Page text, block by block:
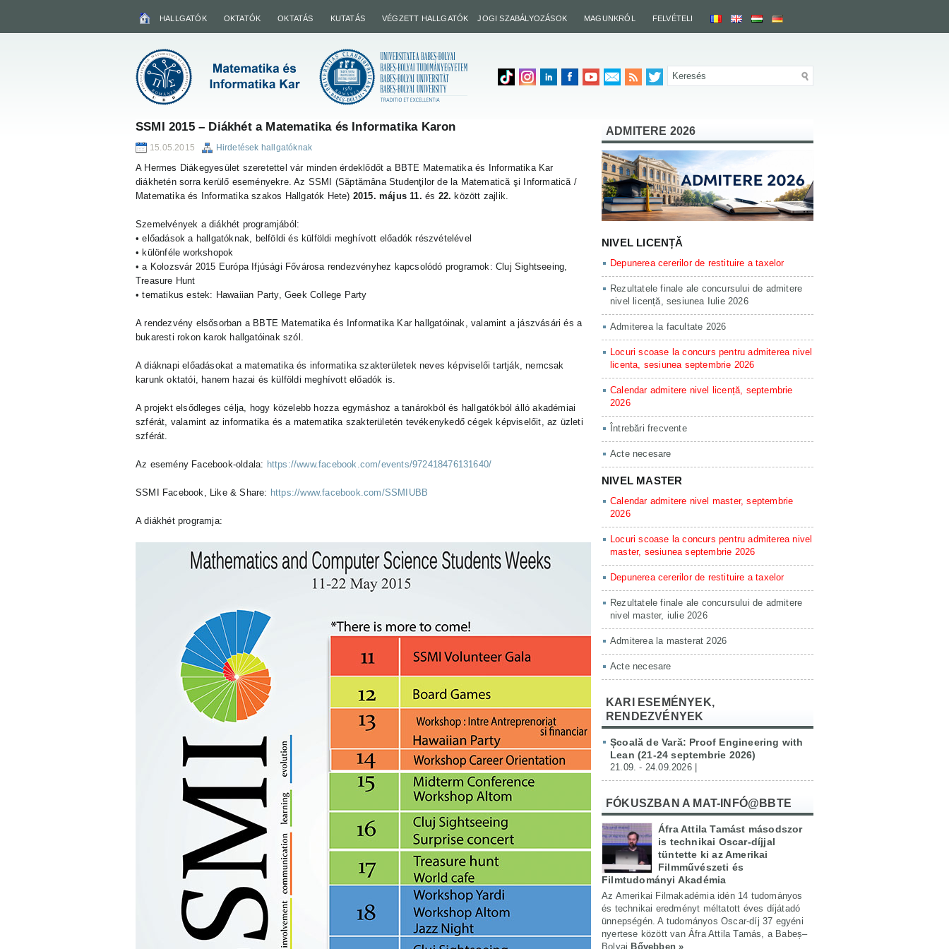
HALLGATÓK OKTATÓK OKTATÁS KUTATÁS VÉGZETT HALLGATÓK JOGI SZABÁLYOZÁSOK MAGUNKRÓL FELVÉTELI
SSMI 2015 – Diákhét a Matematika és Informatika Karon
15.05.2015 Hirdetések hallgatóknak
A Hermes Diákegyesület szeretettel vár minden érdeklődőt a BBTE Matematika és Informatika Kar
diákhetén sorra kerülő eseményekre. Az SSMI (Săptămâna Studenţilor de la Matematică şi Informatică /
Matematika és Informatika szakos Hallgatók Hete) 2015. május 11. és 22. között zajlik.
Szemelvények a diákhét programjából:
• előadások a hallgatóknak, belföldi és külföldi meghívott előadók részvételével
• különféle workshopok
• a Kolozsvár 2015 Európa Ifjúsági Fővárosa rendezvényhez kapcsolódó programok: Cluj Sightseeing,
Treasure Hunt
• tematikus estek: Hawaiian Party, Geek College Party
A rendezvény elsősorban a BBTE Matematika és Informatika Kar hallgatóinak, valamint a jászvásári és a
bukaresti rokon karok hallgatóinak szól.
A diáknapi előadásokat a matematika és informatika szakterületek neves képviselői tartják, nemcsak
karunk oktatói, hanem hazai és külföldi meghívott előadók is.
A projekt elsődleges célja, hogy közelebb hozza egymáshoz a tanárokból és hallgatókból álló akadémiai
szférát, valamint az informatika és a matematika szakterületén tevékenykedő cégek képviselőit, az üzleti
szférát.
Az esemény Facebook-oldala: https://www.facebook.com/events/972418476131640/
SSMI Facebook, Like & Share: https://www.facebook.com/SSMIUBB
A diákhét programja:
ADMITERE 2026
NIVEL LICENȚĂ
Depunerea cererilor de restituire a taxelor
Rezultatele finale ale concursului de admitere
nivel licență, sesiunea Iulie 2026
Admiterea la facultate 2026
Locuri scoase la concurs pentru admiterea nivel
licenta, sesiunea septembrie 2026
Calendar admitere nivel licență, septembrie
2026
Întrebări frecvente
Acte necesare
NIVEL MASTER
Calendar admitere nivel master, septembrie
2026
Locuri scoase la concurs pentru admiterea nivel
master, sesiunea septembrie 2026
Depunerea cererilor de restituire a taxelor
Rezultatele finale ale concursului de admitere
nivel master, iulie 2026
Admiterea la masterat 2026
Acte necesare
KARI ESEMÉNYEK,
RENDEZVÉNYEK
Școală de Vară: Proof Engineering with
Lean (21-24 septembrie 2026)
21.09. - 24.09.2026 |
FÓKUSZBAN A MAT-INFÓ@BBTE
Áfra Attila Tamást másodszor
is technikai Oscar-díjjal
tüntette ki az Amerikai
Filmművészeti és
Filmtudományi Akadémia
Az Amerikai Filmakadémia idén 14 tudományos
és technikai eredményt méltatott éves díjátadó
ünnepségén. A tudományos Oscar-díj 37 egyéni
nyertese között van Áfra Attila Tamás, a Babeș–
Bolyai Bővebben »